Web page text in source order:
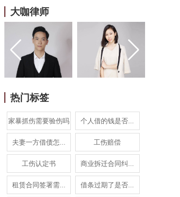
大咖律师
热门标签
家暴抓伤需要验伤吗 个人借的钱是否...
夫妻一方借债怎... 工伤赔偿
工伤认定书 商业拆迁合同纠...
租赁合同签署需... 借条过期了是否...